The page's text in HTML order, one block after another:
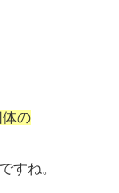
の
すね。